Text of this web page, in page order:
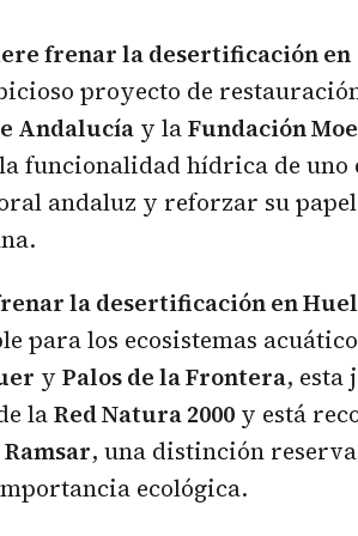
frenar ladesertificaciónen
proyecto de
Andalucía y laFundación
funcionalidad hídrica de uno
andaluz y reforzar su
la desertificación en
para los ecosistemas
y Palos de la Frontera, esta
laRed Natura 2000 y está
, una distinción
ecológica.